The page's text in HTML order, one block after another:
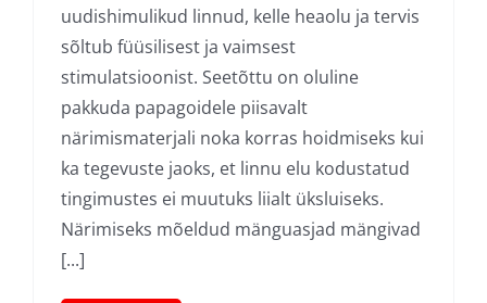
uudishimulikud linnud, kelle heaolu ja tervis
sõltub füüsilisest ja vaimsest
stimulatsioonist. Seetõttu on oluline
pakkuda papagoidele piisavalt
närimismaterjali noka korras hoidmiseks kui
ka tegevuste jaoks, et linnu elu kodustatud
tingimustes ei muutuks liialt üksluiseks.
Närimiseks mõeldud mänguasjad mängivad
[...]